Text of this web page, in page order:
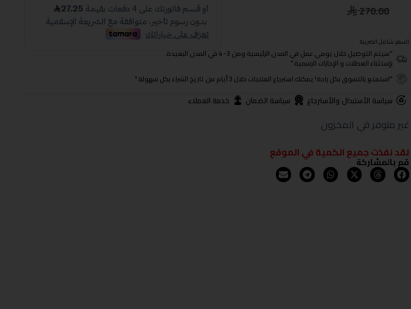
270.00
السعر شامل الضريبة
"سيتم التوصيل خلال يومي عمل في المدن الرئيسية ومن 3- 4 في المدن البعيدة.
بإستثناء العطلات و الإجازات الرسمية."
"استمتع بالتسوق بكل راحة! يمكنك استرجاع المنتجات خلال 3 أيام من تاريخ الشراء بكل سهولة."
سياسة الأستبدال والأسترجاع سياسة الضمان خدمة العملاء
غير متوفر في المخزون
لقد نفذت جميع الكمية في الموقع
قم بالمشاركة